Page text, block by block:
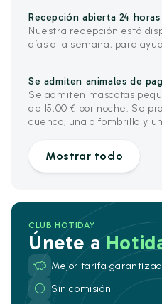
Recepción abierta 24
Nuestra recepción está
días a la semana, para
Se admiten animales de
Se admiten mascotas
de 15,00 € por noche. Se
cuenco, una alfombrilla y
Mostrar todo
CLUB HOTIDAY
Únete a
Mejor tarifa
Sin comisión